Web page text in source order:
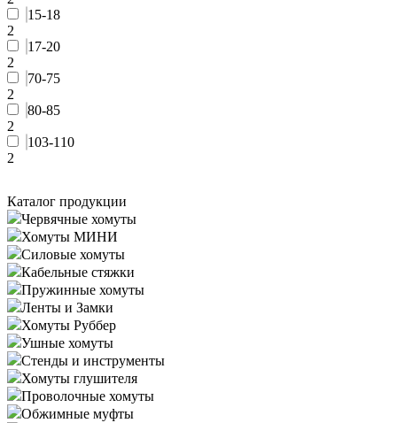
15-18
2
17-20
2
70-75
2
80-85
2
103-110
2
Каталог продукции
Червячные хомуты
Хомуты МИНИ
Силовые хомуты
Кабельные стяжки
Пружинные хомуты
Ленты и Замки
Хомуты Руббер
Ушные хомуты
Стенды и инструменты
Хомуты глушителя
Проволочные хомуты
Обжимные муфты